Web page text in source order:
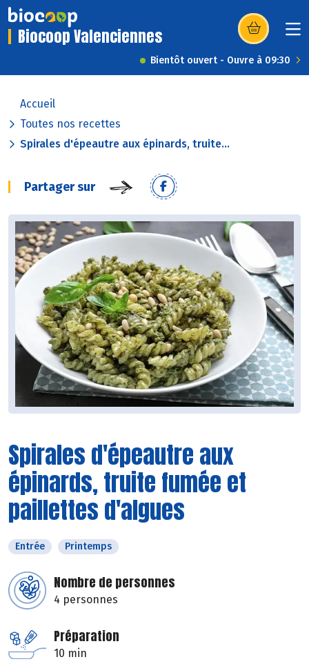
Biocoop Valenciennes (s’ouvre dans
Bientôt ouvert - Ouvre à 09:30
Accueil
Toutes nos recettes
Spirales d'épeautre aux épinards, truite...
Partager sur
Spirales d'épeautre aux
épinards, truite fumée et
paillettes d'algues
Entrée Printemps
Nombre de personnes
4 personnes
Préparation
10 min